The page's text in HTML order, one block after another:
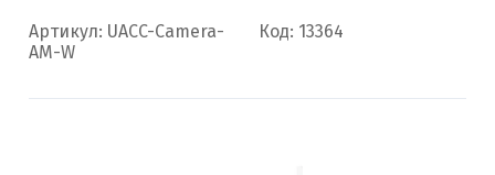
Артикул: UACC-Camera-
AM-W
Код: 13364